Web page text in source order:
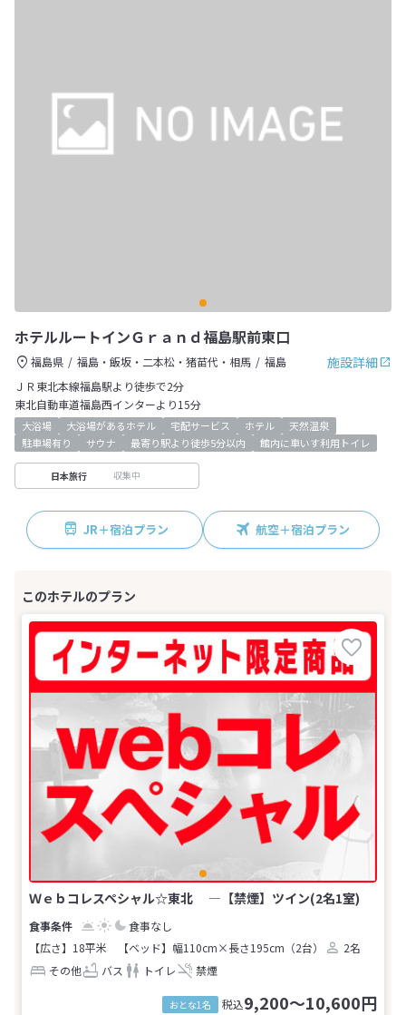
ホテルルートインＧｒａｎｄ福島駅前東口
施設詳細
福島県 福島・飯坂・二本松・猪苗代・相馬
福島
ＪＲ東北本線福島駅より徒歩で2分
東北自動車道福島西インターより15分
大浴場 大浴場があるホテル 宅配サービス ホテル
天然温泉
駐車場有り
サウナ 最寄り駅より徒歩5分以内 館内に車いす利用トイレ
日本旅行 収集中
JR＋宿泊プラン 航空＋宿泊プラン
Ｗｅｂコレスペシャル☆東北 ―【禁煙】ツイン(2名1室)
食事なし
【広さ】18平米
【ベッド】幅110cm×長さ195cm（2台）
2名
その他
バス トイレ 禁煙
おとな1名 税込9,200～10,600円